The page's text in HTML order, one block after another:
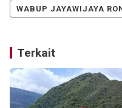
WABUP JAYAWIJAYA
Terkait